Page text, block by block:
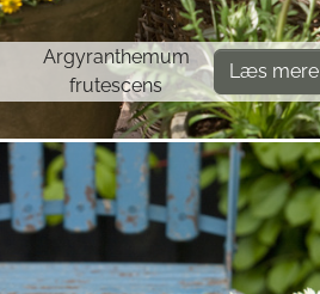
Argyranthemum
frutescens
Læs mere